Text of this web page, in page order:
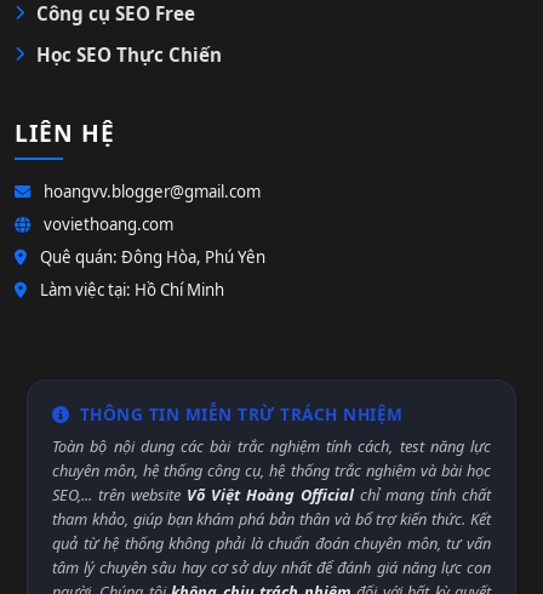
Công cụ SEO Free
Học SEO Thực Chiến
LIÊN HỆ
hoangvv.blogger@gmail.com
voviethoang.com
Quê quán: Đông Hòa, Phú Yên
Làm việc tại: Hồ Chí Minh
THÔNG TIN MIỄN TRỪ TRÁCH NHIỆM
Toàn bộ nội dung các bài trắc nghiệm tính cách, test năng lực
chuyên môn, hệ thống công cụ, hệ thống trắc nghiệm và bài học
SEO,... trên website Võ Việt Hoàng Official chỉ mang tính chất
tham khảo, giúp bạn khám phá bản thân và bổ trợ kiến thức. Kết
quả từ hệ thống không phải là chuẩn đoán chuyên môn, tư vấn
tâm lý chuyên sâu hay cơ sở duy nhất để đánh giá năng lực con